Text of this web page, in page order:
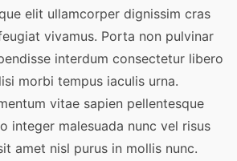
elit ullamcorper dignissim cras
vivamus. Porta non pulvinar
interdum consectetur libero
morbi tempus iaculis urna.
vitae sapien pellentesque
integer malesuada nunc vel risus
amet nisl purus in mollis nunc.